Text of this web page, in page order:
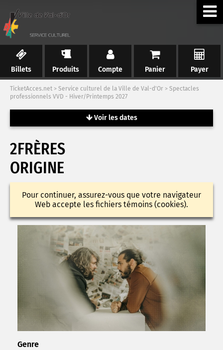
Billets Produits Compte Panier Payer
TicketAcces.net > Service culturel de la Ville de Val-d'Or > Spectacles
professionnels VVD - Hiver/Printemps 2027
Voir les dates
2FRÈRES
ORIGINE
Pour continuer, assurez-vous que votre navigateur
Web accepte les fichiers témoins (cookies).
Genre